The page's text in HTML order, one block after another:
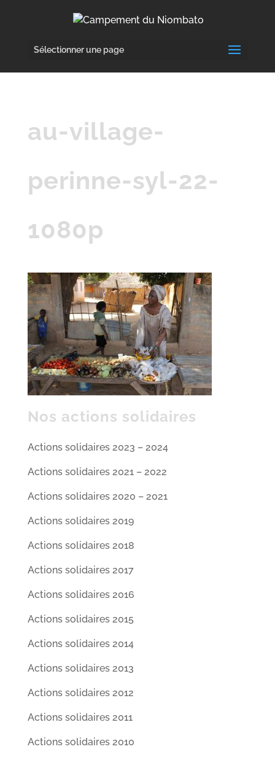
Sélectionner une page
au-village-
perinne-syl-22-
1080p
Nos actions solidaires
Actions solidaires 2023 – 2024
Actions solidaires 2021 – 2022
Actions solidaires 2020 – 2021
Actions solidaires 2019
Actions solidaires 2018
Actions solidaires 2017
Actions solidaires 2016
Actions solidaires 2015
Actions solidaires 2014
Actions solidaires 2013
Actions solidaires 2012
Actions solidaires 2011
Actions solidaires 2010